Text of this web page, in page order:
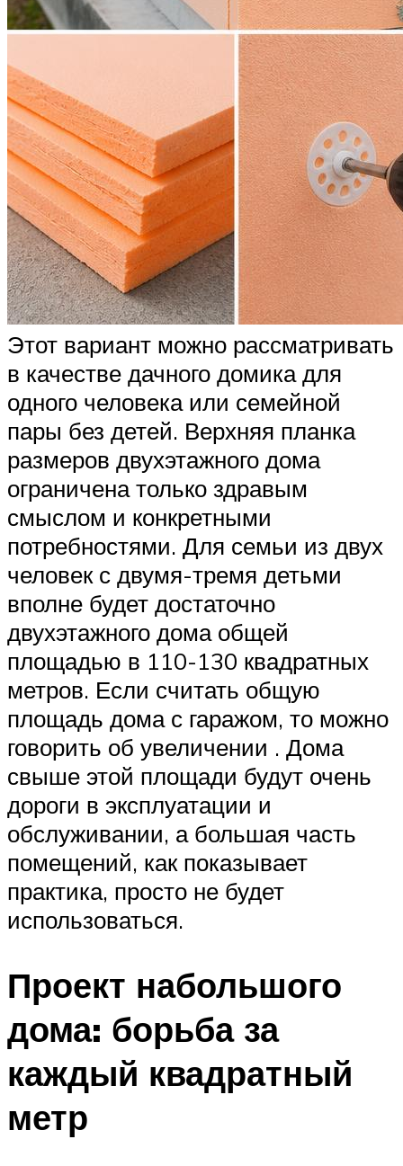
Этот вариант можно рассматривать
в качестве дачного домика для
одного человека или семейной
пары без детей. Верхняя планка
размеров двухэтажного дома
ограничена только здравым
смыслом и конкретными
потребностями. Для семьи из двух
человек с двумя-тремя детьми
вполне будет достаточно
двухэтажного дома общей
площадью в 110-130 квадратных
метров. Если считать общую
площадь дома с гаражом, то можно
говорить об увеличении . Дома
свыше этой площади будут очень
дороги в эксплуатации и
обслуживании, а большая часть
помещений, как показывает
практика, просто не будет
использоваться.
Проект набольшого
дома: борьба за
каждый квадратный
метр